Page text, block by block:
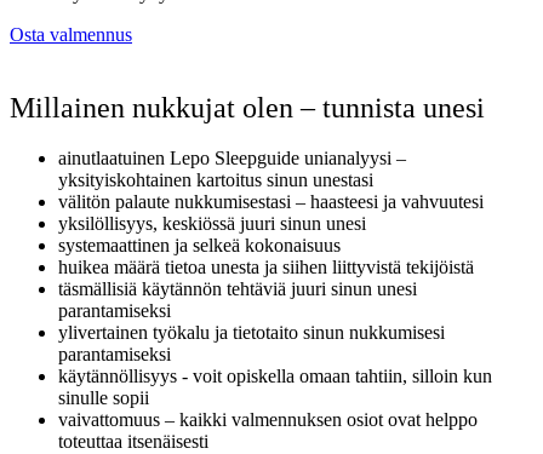
Osta valmennus
Millainen nukkujat olen – tunnista unesi
ainutlaatuinen Lepo Sleepguide unianalyysi –
yksityiskohtainen kartoitus sinun unestasi
välitön palaute nukkumisestasi – haasteesi ja vahvuutesi
yksilöllisyys, keskiössä juuri sinun unesi
systemaattinen ja selkeä kokonaisuus
huikea määrä tietoa unesta ja siihen liittyvistä tekijöistä
täsmällisiä käytännön tehtäviä juuri sinun unesi
parantamiseksi
ylivertainen työkalu ja tietotaito sinun nukkumisesi
parantamiseksi
käytännöllisyys - voit opiskella omaan tahtiin, silloin kun
sinulle sopii
vaivattomuus – kaikki valmennuksen osiot ovat helppo
toteuttaa itsenäisesti